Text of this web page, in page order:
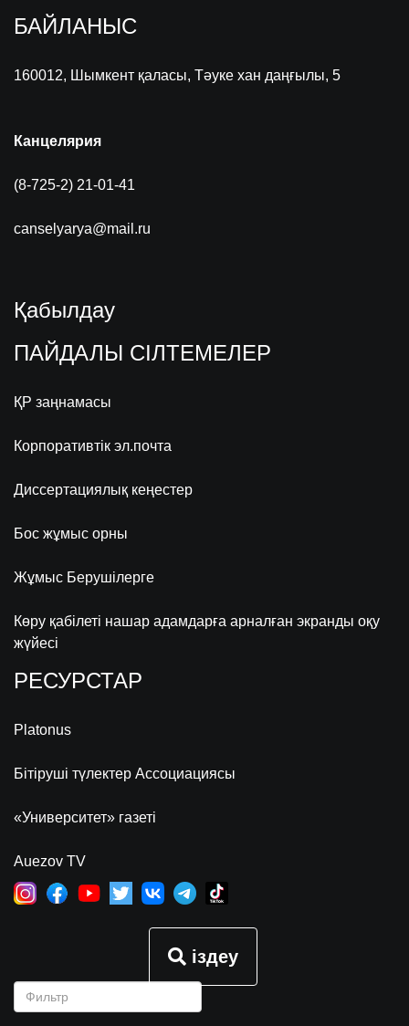
БАЙЛАНЫС
160012, Шымкент қаласы, Тәуке хан даңғылы, 5
Канцелярия
(8-725-2) 21-01-41
canselyarya@mail.ru
Қабылдау
ПАЙДАЛЫ СІЛТЕМЕЛЕР
ҚР заңнамасы
Корпоративтік эл.почта
Диссертациялық кеңестер
Бос жұмыс орны
Жұмыс Берушілерге
Көру қабілеті нашар адамдарға арналған экранды оқу
жүйесі
РЕСУРСТАР
Platonus
Бітіруші түлектер Ассоциациясы
«Университет» газеті
Auezov TV
іздеу